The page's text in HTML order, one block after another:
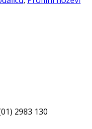
2983 130